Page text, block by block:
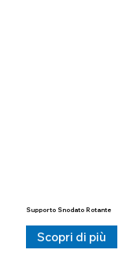
Supporto Snodato Rotante
Scopri di più